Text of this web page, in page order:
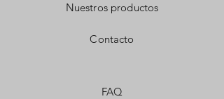
Nuestros productos
Contacto
FAQ